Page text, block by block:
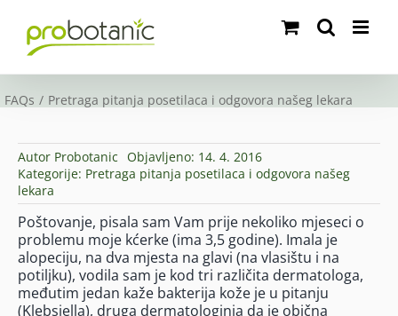
content
FAQs Pretraga pitanja posetilaca i odgovora našeg lekara
Autor Probotanic Objavljeno: 14. 4. 2016
Kategorije: Pretraga pitanja posetilaca i odgovora našeg
lekara
Poštovanje, pisala sam Vam prije nekoliko mjeseci o
problemu moje kćerke (ima 3,5 godine). Imala je
alopeciju, na dva mjesta na glavi (na vlasištu i na
potiljku), vodila sam je kod tri različita dermatologa,
međutim jedan kaže bakterija kože je u pitanju
(Klebsiella), druga dermatologinja da je obična